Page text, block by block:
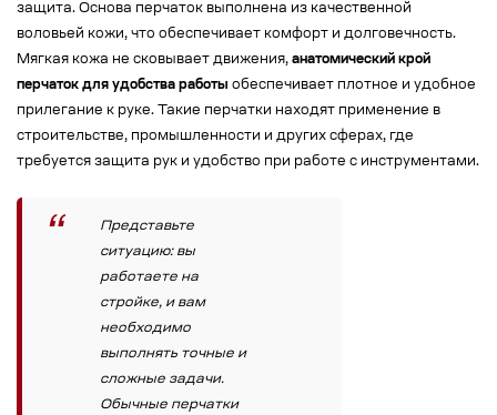
защита. Основа перчаток выполнена из качественной
воловьей кожи, что обеспечивает комфорт и долговечность.
Мягкая кожа не сковывает движения, анатомический крой
перчаток для удобства работы обеспечивает плотное и удобное
прилегание к руке. Такие перчатки находят применение в
строительстве, промышленности и других сферах, где
требуется защита рук и удобство при работе с инструментами.
Представьте
ситуацию: вы
работаете на
стройке, и вам
необходимо
выполнять точные и
сложные задачи.
Обычные перчатки